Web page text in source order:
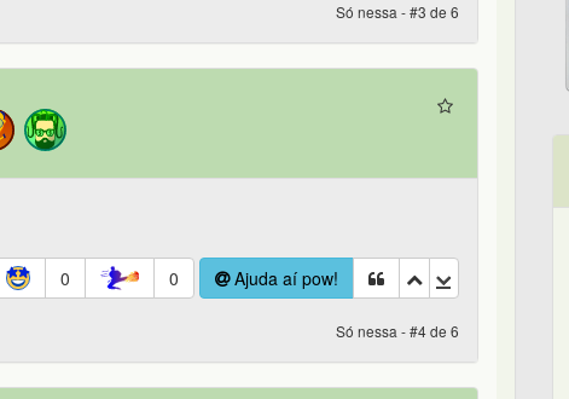
Só nessa - #3 de 6
0 0 Ajuda aí pow!
Só nessa - #4 de 6